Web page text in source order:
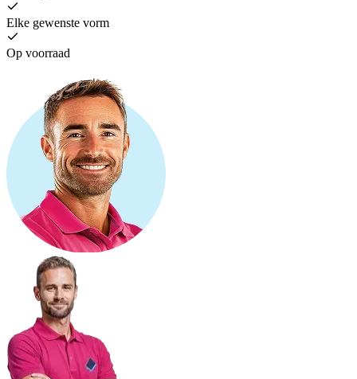
Elke gewenste vorm
Op voorraad